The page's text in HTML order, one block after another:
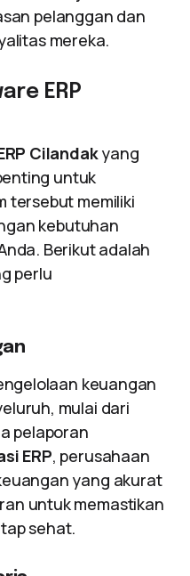
pelanggan dan
mereka.
ERP
Cilandakyang
untuk
tersebut memiliki
kebutuhan
Berikut adalah
perlu
keuangan
mulai dari
pelaporan
ERP, perusahaan
yang akurat
untuk memastikan
sehat.